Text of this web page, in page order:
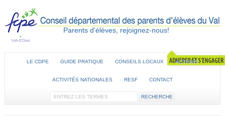
Parents d'élèves, rejoignez-nous!
LE CDPE GUIDE PRATIQUE CONSEILS LOCAUX ACTIONS
ACTIVITÉS NATIONALES RESF CONTACT